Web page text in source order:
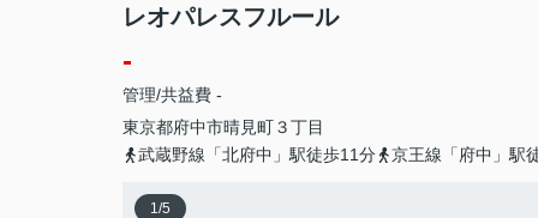
レオパレスフルール
-
管理/共益費 -
東京都府中市晴見町３丁目
武蔵野線「北府中」駅徒歩11分
京王線「府中」駅
1/5